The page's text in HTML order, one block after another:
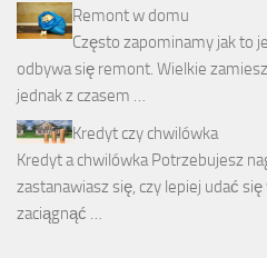
Remont w domu
Często zapominamy jak to
odbywa się remont. Wielkie
jednak z czasem …
Kredyt czy chwilówka
Kredyt a chwilówka Potrzebujesz
zastanawiasz się, czy lepiej udać
zaciągnąć …